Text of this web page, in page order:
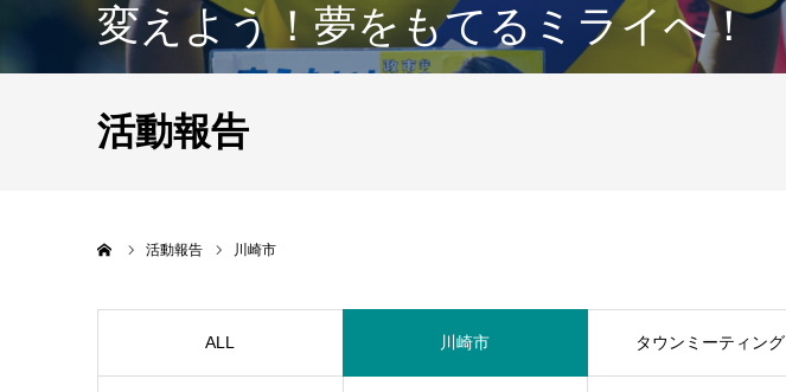
変えよう！夢をもてるミライへ！
活動報告
活動報告 川崎市
ALL 川崎市 タウンミーティング